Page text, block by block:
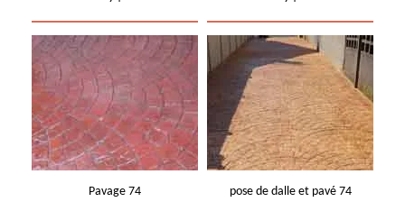
Pavage 74 pose de dalle et pavé 74